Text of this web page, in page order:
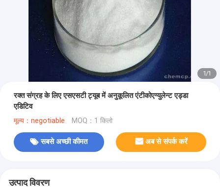
1/1
रक्त संग्रह के लिए एसएसटी ट्यूब में अनुकूलित एंटीकोएग्युलेन्ट एड्डा
एडिटिव
मूल्य：negotiable MOQ：1 किलो
सबसे अच्छी कीमत अब से संपर्क करें
उत्पाद विवरण